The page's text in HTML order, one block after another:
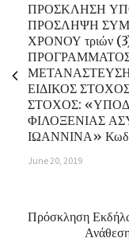
ΠΡΟΣΚΛΗΣΗ
ΠΡΟΣΛΗΨΗ
ΧΡΟΝΟΥ τριών
ΕΙΔΙΚΟΣ
ΣΤΟΧΟΣ:
ΦΙΛΟΞΕΝΙΑΣ
ΙΩΑΝΝΙΝΑ»
June 20, 2019
Πρόσκληση